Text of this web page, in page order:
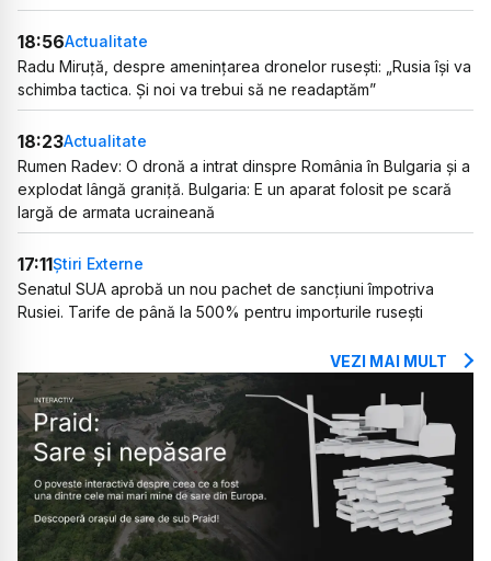
18:56Actualitate
Radu Miruță, despre amenințarea dronelor rusești: „Rusia își va
schimba tactica. Și noi va trebui să ne readaptăm”
18:23Actualitate
Rumen Radev: O dronă a intrat dinspre România în Bulgaria și a
explodat lângă graniță. Bulgaria: E un aparat folosit pe scară
largă de armata ucraineană
17:11Știri Externe
Senatul SUA aprobă un nou pachet de sancțiuni împotriva
Rusiei. Tarife de până la 500% pentru importurile rusești
VEZI MAI MULT